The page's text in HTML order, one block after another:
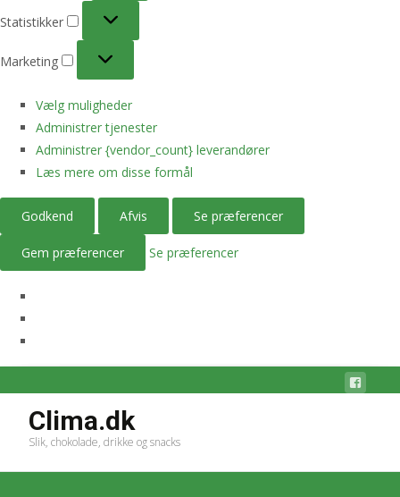
Statistikker
Marketing
Vælg muligheder
Administrer tjenester
Administrer {vendor_count} leverandører
Læs mere om disse formål
Godkend Afvis Se præferencer
Gem præferencer Se præferencer
Clima.dk
Slik, chokolade, drikke og snacks